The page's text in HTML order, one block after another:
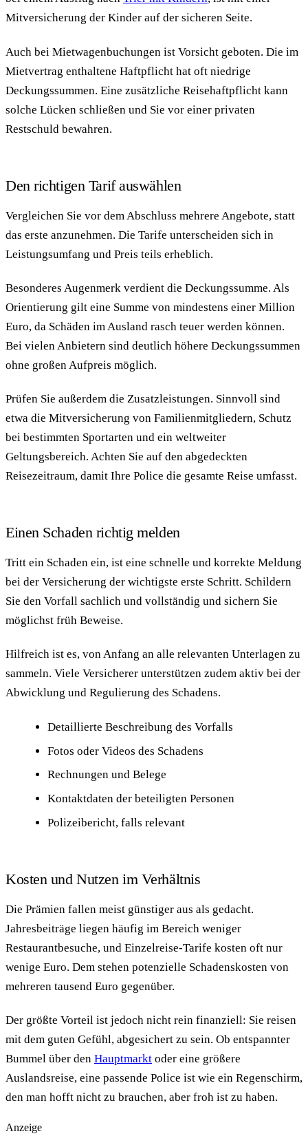
Mitversicherung der Kinder auf der sicheren Seite.
Auch bei Mietwagenbuchungen ist Vorsicht geboten. Die im
Mietvertrag enthaltene Haftpflicht hat oft niedrige
Deckungssummen. Eine zusätzliche Reisehaftpflicht kann
solche Lücken schließen und Sie vor einer privaten
Restschuld bewahren.
Den richtigen Tarif auswählen
Vergleichen Sie vor dem Abschluss mehrere Angebote, statt
das erste anzunehmen. Die Tarife unterscheiden sich in
Leistungsumfang und Preis teils erheblich.
Besonderes Augenmerk verdient die Deckungssumme. Als
Orientierung gilt eine Summe von mindestens einer Million
Euro, da Schäden im Ausland rasch teuer werden können.
Bei vielen Anbietern sind deutlich höhere Deckungssummen
ohne großen Aufpreis möglich.
Prüfen Sie außerdem die Zusatzleistungen. Sinnvoll sind
etwa die Mitversicherung von Familienmitgliedern, Schutz
bei bestimmten Sportarten und ein weltweiter
Geltungsbereich. Achten Sie auf den abgedeckten
Reisezeitraum, damit Ihre Police die gesamte Reise umfasst.
Einen Schaden richtig melden
Tritt ein Schaden ein, ist eine schnelle und korrekte Meldung
bei der Versicherung der wichtigste erste Schritt. Schildern
Sie den Vorfall sachlich und vollständig und sichern Sie
möglichst früh Beweise.
Hilfreich ist es, von Anfang an alle relevanten Unterlagen zu
sammeln. Viele Versicherer unterstützen zudem aktiv bei der
Abwicklung und Regulierung des Schadens.
Detaillierte Beschreibung des Vorfalls
Fotos oder Videos des Schadens
Rechnungen und Belege
Kontaktdaten der beteiligten Personen
Polizeibericht, falls relevant
Kosten und Nutzen im Verhältnis
Die Prämien fallen meist günstiger aus als gedacht.
Jahresbeiträge liegen häufig im Bereich weniger
Restaurantbesuche, und Einzelreise-Tarife kosten oft nur
wenige Euro. Dem stehen potenzielle Schadenskosten von
mehreren tausend Euro gegenüber.
Der größte Vorteil ist jedoch nicht rein finanziell: Sie reisen
mit dem guten Gefühl, abgesichert zu sein. Ob entspannter
Bummel über den Hauptmarkt oder eine größere
Auslandsreise, eine passende Police ist wie ein Regenschirm,
den man hofft nicht zu brauchen, aber froh ist zu haben.
Anzeige